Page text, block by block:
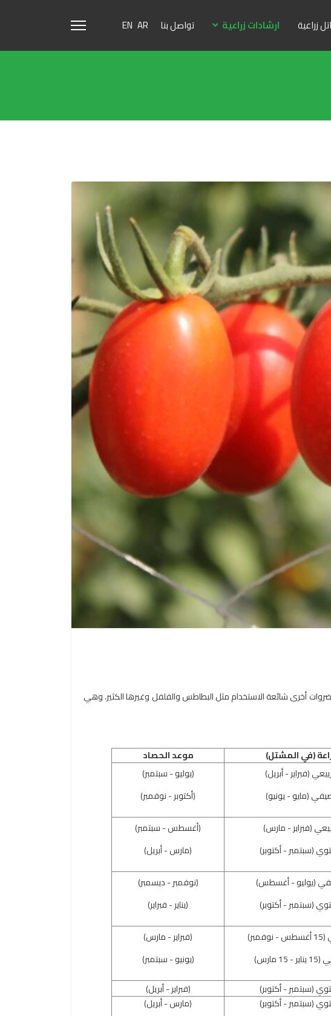
زراعية ارشادات زراعية تواصل بنا AR
EN
أخرى شائعة الاستخدام مثل البطاطس والفلفل وغيرها الكثير.وهي
(في المشتل) موعد الحصاد
(فبراير - أبريل)
(مايو - يونيو)
(يوليو - سبتمبر)
(أكتوبر - نوفمبر)
(فبراير - مارس)
(سبتمبر - أكتوبر)
(أغسطس - سبتمبر)
(مارس - أبريل)
(يوليو - أغسطس)
(سبتمبر - أكتوبر)
(نوفمبر - ديسمبر)
(يناير - فبراير)
مارس)
(فبراير - مارس)
(يونيو - سبتمبر)
(سبتمبر - أكتوبر) (فبراير - أبريل)
(سبتمبر - أكتوبر)
(مارس - أبريل)